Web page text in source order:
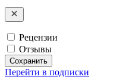
Рецензии
Отзывы
Сохранить
Перейти в подписки